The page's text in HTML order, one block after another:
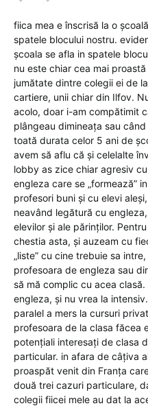
fiica mea e înscrisă la o
spatele blocului nostru.
școala se afla in spatele
nu este chiar cea mai
jumătate dintre colegii ei de
cartiere, unii chiar din Ilfov.
acolo, doar i-am compătimit
plângeau dimineața sau
toată durata celor 5 ani de
avem să aflu că și celelalte
lobby as zice chiar agresiv
engleza care se „formează”
profesori buni și cu elevi
neavând legătură cu
elevilor și ale părinților.
chestia asta, și auzeam cu
„liste” cu cine trebuie sa
profesoara de engleza sau
să mă complic cu acea
engleza, și nu vrea la
paralel a mers la cursuri
profesoara de la clasa făcea
potențiali interesați de clasa
particular. in afara de câțiva
proaspăt venit din Franța
două trei cazuri particulare,
colegii fiicei mele au dat la